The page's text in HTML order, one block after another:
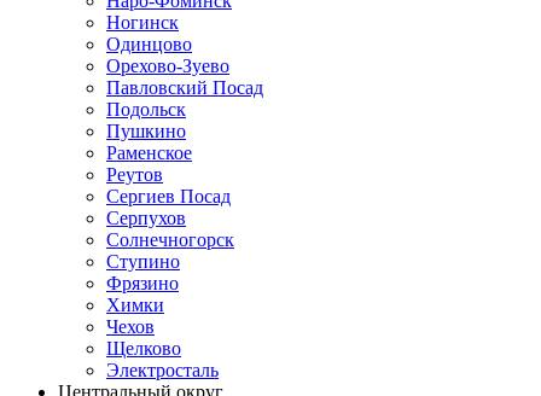
Ногинск
Одинцово
Орехово-Зуево
Павловский Посад
Подольск
Пушкино
Раменское
Реутов
Сергиев Посад
Серпухов
Солнечногорск
Ступино
Фрязино
Химки
Чехов
Щелково
Электросталь